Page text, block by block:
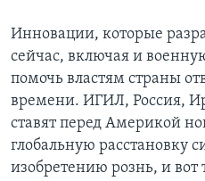
Инновации, которые
сейчас, включая и
помочь властям страны
времени. ИГИЛ, Россия,
ставят перед Америкой
глобальную расстановку
изобретению рознь, и